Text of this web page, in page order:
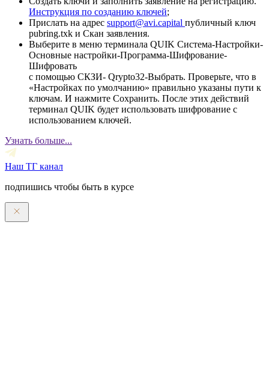
Инструкция по созданию ключей;
Прислать на адрес support@avi.capital публичный ключ
pubring.txk и Скан заявления.
Выберите в меню терминала QUIK Система-Настройки-
Основные настройки-Программа-Шифрование-
Шифровать
с помощью СКЗИ- Qrypto32-Выбрать. Проверьте, что в
«Настройках по умолчанию» правильно указаны пути к
ключам. И нажмите Сохранить. После этих действий
терминал QUIK будет использовать шифрование с
использованием ключей.
Узнать больше...
Наш ТГ канал
подпишись чтобы быть в курсе